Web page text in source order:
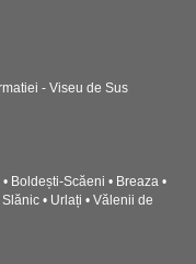
- Viseu de Sus
Boldești-Scăeni • Breaza •
• Urlați • Vălenii de